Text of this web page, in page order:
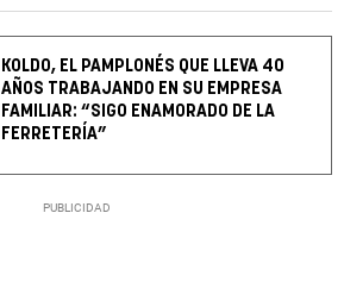
KOLDO, EL PAMPLONÉS QUE LLEVA 40
AÑOS TRABAJANDO EN SU EMPRESA
FAMILIAR: “SIGO ENAMORADO DE LA
FERRETERÍA”